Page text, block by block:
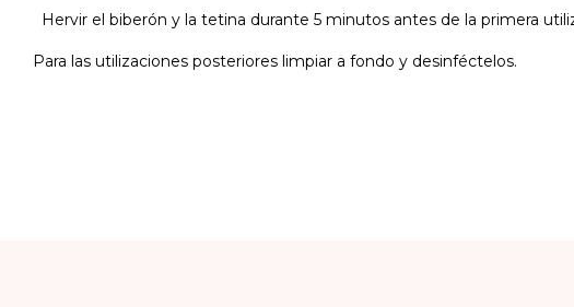
Hervir el biberón y la tetina durante 5 minutos antes de la primera
Para las utilizaciones posteriores limpiar a fondo y desinféctelos.